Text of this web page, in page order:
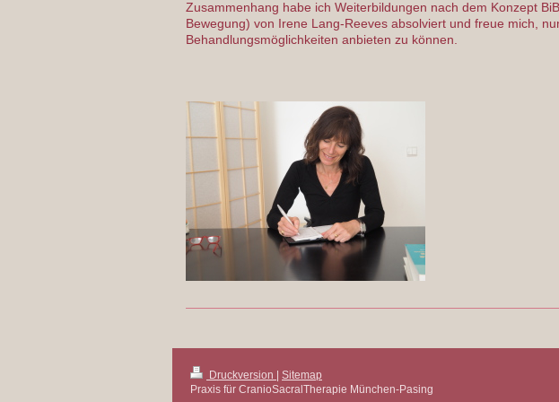
Zusammenhang habe ich Weiterbildungen nach dem Konzept
Bewegung) von Irene Lang-Reeves absolviert und freue mich,
Behandlungsmöglichkeiten anbieten zu können.
Druckversion
Sitemap
Praxis für CranioSacralTherapie München-Pasing